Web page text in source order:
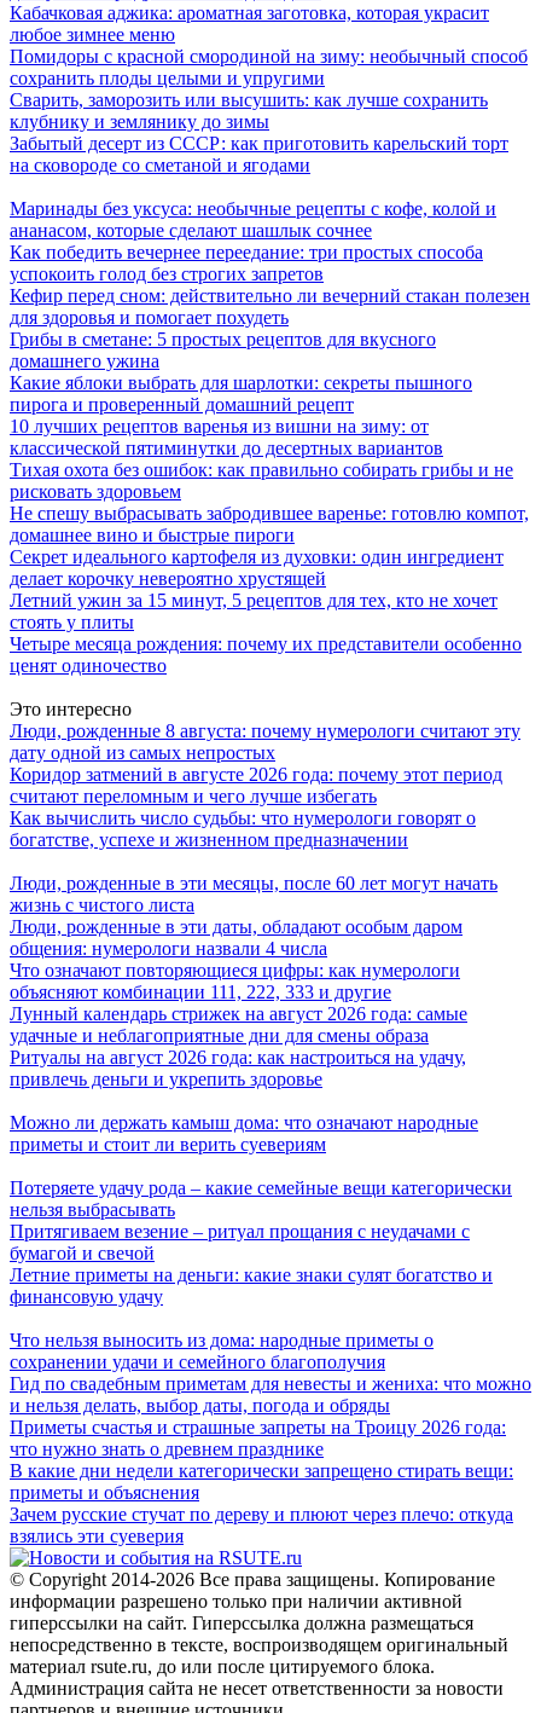
Кабачковая аджика: ароматная заготовка, которая украсит
любое зимнее меню
Помидоры с красной смородиной на зиму: необычный способ
сохранить плоды целыми и упругими
Сварить, заморозить или высушить: как лучше сохранить
клубнику и землянику до зимы
Забытый десерт из СССР: как приготовить карельский торт
на сковороде со сметаной и ягодами
Маринады без уксуса: необычные рецепты с кофе, колой и
ананасом, которые сделают шашлык сочнее
Как победить вечернее переедание: три простых способа
успокоить голод без строгих запретов
Кефир перед сном: действительно ли вечерний стакан полезен
для здоровья и помогает похудеть
Грибы в сметане: 5 простых рецептов для вкусного
домашнего ужина
Какие яблоки выбрать для шарлотки: секреты пышного
пирога и проверенный домашний рецепт
10 лучших рецептов варенья из вишни на зиму: от
классической пятиминутки до десертных вариантов
Тихая охота без ошибок: как правильно собирать грибы и не
рисковать здоровьем
Не спешу выбрасывать забродившее варенье: готовлю компот,
домашнее вино и быстрые пироги
Секрет идеального картофеля из духовки: один ингредиент
делает корочку невероятно хрустящей
Летний ужин за 15 минут, 5 рецептов для тех, кто не хочет
стоять у плиты
Четыре месяца рождения: почему их представители особенно
ценят одиночество
Это интересно
Люди, рожденные 8 августа: почему нумерологи считают эту
дату одной из самых непростых
Коридор затмений в августе 2026 года: почему этот период
считают переломным и чего лучше избегать
Как вычислить число судьбы: что нумерологи говорят о
богатстве, успехе и жизненном предназначении
Люди, рожденные в эти месяцы, после 60 лет могут начать
жизнь с чистого листа
Люди, рожденные в эти даты, обладают особым даром
общения: нумерологи назвали 4 числа
Что означают повторяющиеся цифры: как нумерологи
объясняют комбинации 111, 222, 333 и другие
Лунный календарь стрижек на август 2026 года: самые
удачные и неблагоприятные дни для смены образа
Ритуалы на август 2026 года: как настроиться на удачу,
привлечь деньги и укрепить здоровье
Можно ли держать камыш дома: что означают народные
приметы и стоит ли верить суевериям
Потеряете удачу рода – какие семейные вещи категорически
нельзя выбрасывать
Притягиваем везение – ритуал прощания с неудачами с
бумагой и свечой
Летние приметы на деньги: какие знаки сулят богатство и
финансовую удачу
Что нельзя выносить из дома: народные приметы о
сохранении удачи и семейного благополучия
Гид по свадебным приметам для невесты и жениха: что можно
и нельзя делать, выбор даты, погода и обряды
Приметы счастья и страшные запреты на Троицу 2026 года:
что нужно знать о древнем празднике
В какие дни недели категорически запрещено стирать вещи:
приметы и объяснения
Зачем русские стучат по дереву и плюют через плечо: откуда
взялись эти суеверия
© Copyright 2014-2026 Все права защищены. Копирование
информации разрешено только при наличии активной
гиперссылки на сайт. Гиперссылка должна размещаться
непосредственно в тексте, воспроизводящем оригинальный
материал rsute.ru, до или после цитируемого блока.
Администрация сайта не несет ответственности за новости